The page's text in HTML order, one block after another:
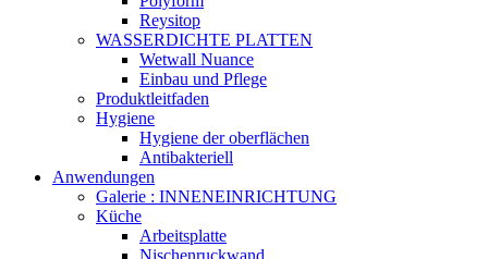
Reysitop
WASSERDICHTE PLATTEN
Wetwall Nuance
Einbau und Pflege
Produktleitfaden
Hygiene
Hygiene der oberflächen
Antibakteriell
Anwendungen
Galerie : INNENEINRICHTUNG
Küche
Arbeitsplatte
Nischenruckwand